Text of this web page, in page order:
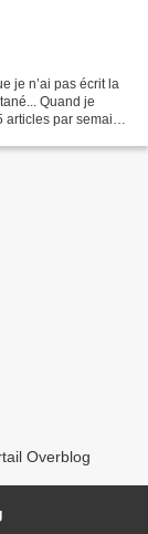
je n’ai pas écrit la
Quand je
articles par semaine
Overblog